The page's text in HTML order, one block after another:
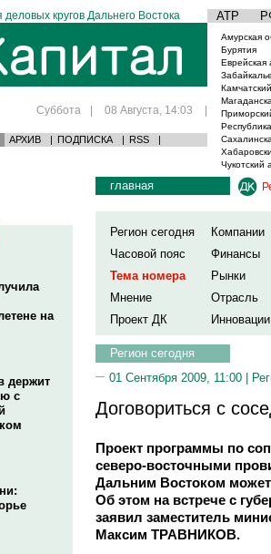
кругов Дальнего Востока АТР
Суббота | 08 Августа, 14:03 |
АРХИВ | ПОДПИСКА | RSS |
Амурская
Бурятия
Еврейская
Чукотский
на
держит
с
главная
Регион сегодня
Компании
Часовой пояс
Финансы
Тема номера
Рынки
Мнение
Отрасль
Проект ДК
Инновации
Регион сегодня
01 Сентября 2009, 11:00 |
Договориться с
Проект программы по
северо-восточными
Дальним Востоком
Об этом на встрече с
заявил заместитель
Максим ТРАВНИКОВ.